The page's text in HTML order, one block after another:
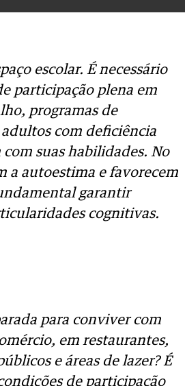
escolar. É necessário
participação plena em
programas de
com deficiência
suas habilidades. No
a autoestima e favorecem
garantir
cognitivas.
para conviver com
em restaurantes,
e áreas de lazer? É
de participação